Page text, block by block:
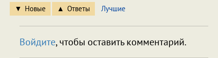
Новые Ответы Лучшие
Войдите, чтобы оставить комментарий.